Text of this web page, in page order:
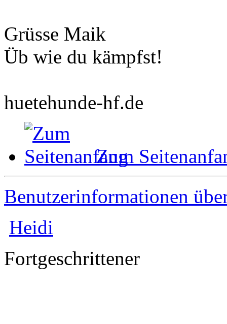
Grüsse Maik
Üb wie du kämpfst!
huetehunde-hf.de
Zum
Benutzerinformationen
Heidi
Fortgeschrittener